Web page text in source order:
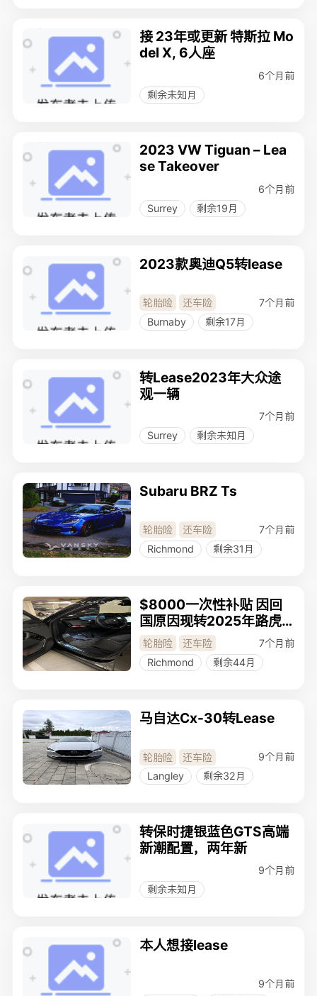
接 23年或更新 特斯拉 Mo
del X, 6人座
6个月前
剩余未知月
2023 VW Tiguan – Lea
se Takeover
6个月前
Surrey
剩余19月
2023款奥迪Q5转lease
轮胎险 还车险
7个月前
Burnaby
剩余17月
转Lease2023年大众途
观一辆
7个月前
Surrey
剩余未知月
Subaru BRZ Ts
轮胎险 还车险
7个月前
Richmond
剩余31月
$8000一次性补贴 因回
国原因现转2025年路虎
揽运SE Lease
轮胎险 还车险
7个月前
Richmond
剩余44月
马自达Cx-30转Lease
轮胎险 还车险
9个月前
Langley
剩余32月
转保时捷银蓝色GTS高端
新潮配置，两年新
9个月前
剩余未知月
本人想接lease
9个月前